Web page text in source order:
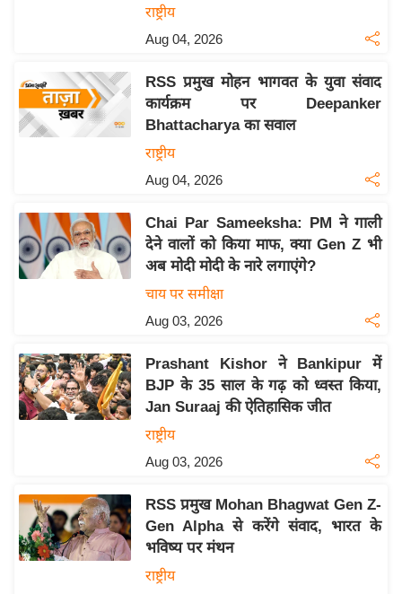
P
L
2
क्रा
इ
म
पे
प
र
मि
सा
राष्ट्रीय
Aug 04, 2026
RSS प्रमुख मोहन भागवत के युवा संवाद
कार्यक्रम पर Deepanker
Bhattacharya का सवाल
राष्ट्रीय
Aug 04, 2026
Chai Par Sameeksha: PM ने गाली
देने वालों को किया माफ, क्या Gen Z भी
अब मोदी मोदी के नारे लगाएंगे?
चाय पर समीक्षा
Aug 03, 2026
Prashant Kishor ने Bankipur में
BJP के 35 साल के गढ़ को ध्वस्त किया,
Jan Suraaj की ऐतिहासिक जीत
राष्ट्रीय
Aug 03, 2026
RSS प्रमुख Mohan Bhagwat Gen Z-
Gen Alpha से करेंगे संवाद, भारत के
भविष्य पर मंथन
राष्ट्रीय